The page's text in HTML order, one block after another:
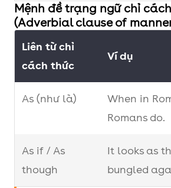
Nevertheless,
Nonetheless
No matter
family poor,
pursuing the
In spite
Despite the
is not sad.
Mệnh đề trạng ngữ chỉ
(Adverbial clause of
Liên từ chỉ
cách thức
Ví dụ
As (như là)
When in
Romans do.
As if / As
though
It looks as
bungled